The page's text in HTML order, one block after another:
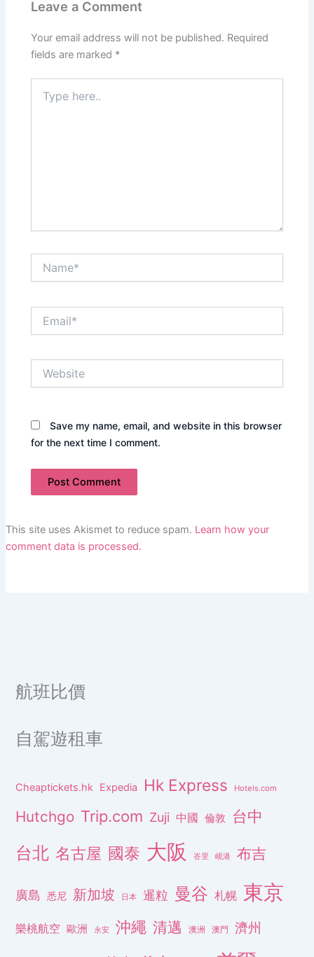
Leave a Comment
Your email address will not be published. Required
fields are marked *
here..
Save my name, email, and website in this browser
for the next time I comment.
This site uses Akismet to reduce spam. Learn how your
comment data is processed.
航班比價
自駕遊租車
Cheaptickets.hk Expedia Hk Express Hotels.com
Hutchgo Trip.com Zuji 中國 倫敦 台中
台北 名古屋 國泰 大阪 峇里 峴港 布吉
廣島 悉尼 新加坡 日本 暹粒 曼谷 札幌 東京
樂桃航空 歐洲 永安 沖繩 清邁 澳洲 澳門 濟州